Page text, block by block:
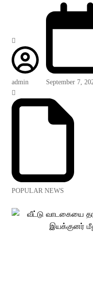
admin September 7,
POPULAR NEWS